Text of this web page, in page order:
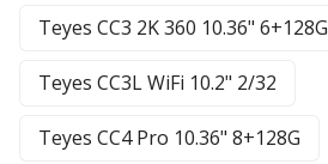
Teyes CC3 2K 360 10.36" 6+128G
Teyes CC3L WiFi 10.2" 2/32
Teyes CC4 Pro 10.36" 8+128G